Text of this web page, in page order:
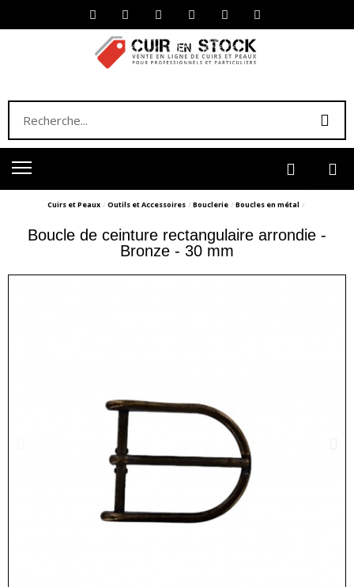
Cuirs et Peaux Outils et Accessoires Bouclerie Boucles en métal
Boucle de ceinture rectangulaire arrondie -
Bronze - 30 mm